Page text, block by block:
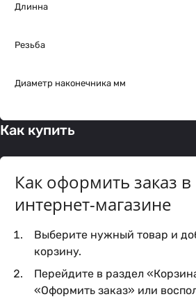
Длинна
Резьба
Диаметр наконечника мм
Как купить
Как оформить заказ
интернет-магазине
Выберите нужный товар и
корзину.
Перейдите в раздел
«Оформить заказ» или